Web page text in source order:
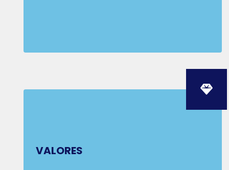
VALORES